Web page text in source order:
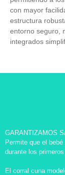
con mayor
estructura
entorno seguro,
integrados
GARANTIZAMOS
Permite que el
durante los
El corral cuna